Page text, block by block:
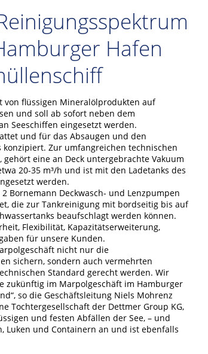
Hafen
von flüssigen Mineralölprodukten auf
und soll ab sofort neben dem
Seeschiffen eingesetzt werden.
und für das Absaugen und den
Zur umfangreichen technischen
eine an Deck untergebrachte Vakuum
20-35 m³/h und ist mit den Ladetanks des
werden.
Bornemann Deckwasch- und Lenzpumpen
die zur Tankreinigung mit bordseitig bis auf
beaufschlagt werden können.
Flexibilität, Kapazitätserweiterung,
für unsere Kunden.
nicht nur die
sichern, sondern auch vermehrten
Standard gerecht werden. Wir
zukünftig im Marpolgeschäft im Hamburger
so die Geschäftsleitung Niels Mohrenz
Tochtergesellschaft der Dettmer Group KG,
und festen Abfällen der See, – und
Luken und Containern an und ist ebenfalls
Hamburg Cruise Net e. V.
Wexstrasse 7
20355 Hamburg
T: +49-40-30051-394
info@hamburgcruise.net